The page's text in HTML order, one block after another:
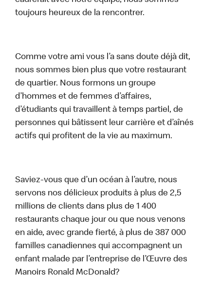
toujours heureux de la rencontrer.
Comme votre ami vous l’a sans doute déjà dit,
nous sommes bien plus que votre restaurant
de quartier. Nous formons un groupe
d’hommes et de femmes d’affaires,
d’étudiants qui travaillent à temps partiel, de
personnes qui bâtissent leur carrière et d’aînés
actifs qui profitent de la vie au maximum.
Saviez-vous que d’un océan à l’autre, nous
servons nos délicieux produits à plus de 2,5
millions de clients dans plus de 1 400
restaurants chaque jour ou que nous venons
en aide, avec grande fierté, à plus de 387 000
familles canadiennes qui accompagnent un
enfant malade par l’entreprise de l’Œuvre des
Manoirs Ronald McDonald?